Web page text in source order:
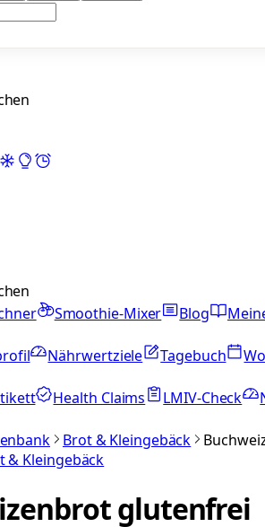
Smoothie-Mixer Blog
Nährwertziele Tagebuch
Health Claims LMIV-Check
Brot & Kleingebäck
& Kleingebäck
glutenfrei